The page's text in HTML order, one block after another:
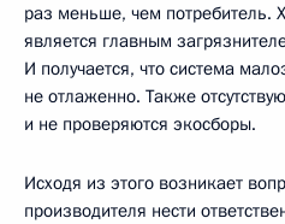
раз меньше, чем потребитель.
является главным
И получается, что система
не отлаженно. Также
и не проверяются экосборы.
Исходя из этого возникает
производителя нести